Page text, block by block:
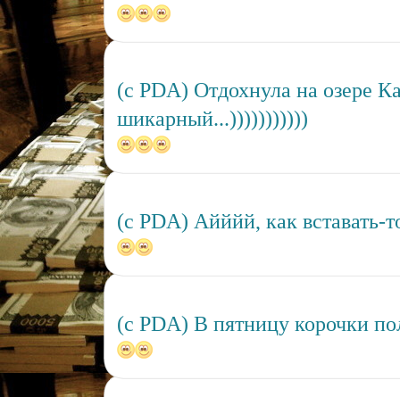
(c PDA) Отдохнула на озере
шикарный...)))))))))))
(c PDA) Айййй, как вставать-
(c PDA) В пятницу корочки